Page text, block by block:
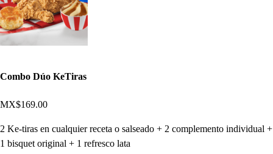
Combo Dúo KeTiras
MX$169.00
2 Ke-tiras en cualquier receta o salseado + 2 complemento individual +
1 bisquet original + 1 refresco lata